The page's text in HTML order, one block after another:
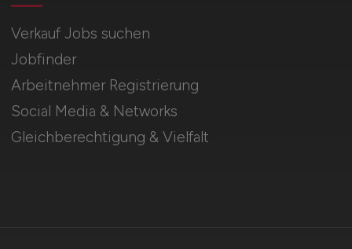
Verkauf Jobs suchen
Jobfinder
Arbeitnehmer Registrierung
Social Media & Networks
Gleichberechtigung & Vielfalt